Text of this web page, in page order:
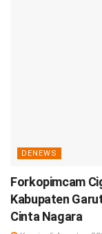
DENEWS
Forkopimcam
Kabupaten
Cinta Nagara